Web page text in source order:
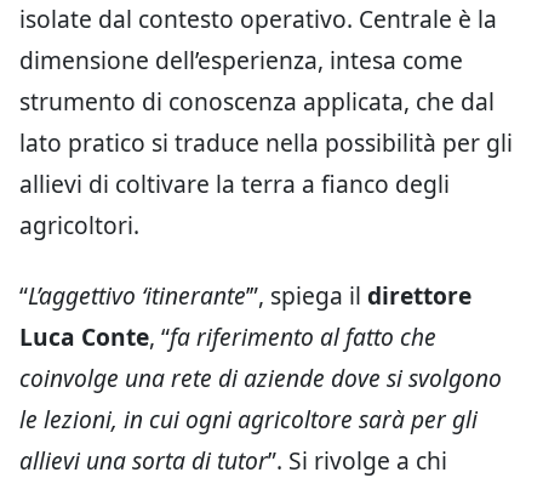
isolate dal contesto operativo. Centrale è la
dimensione dell’esperienza, intesa come
strumento di conoscenza applicata, che dal
lato pratico si traduce nella possibilità per gli
allievi di coltivare la terra a fianco degli
agricoltori.
“L’aggettivo ‘itinerante’”, spiega il direttore
Luca Conte, “fa riferimento al fatto che
coinvolge una rete di aziende dove si svolgono
le lezioni, in cui ogni agricoltore sarà per gli
allievi una sorta di tutor”. Si rivolge a chi